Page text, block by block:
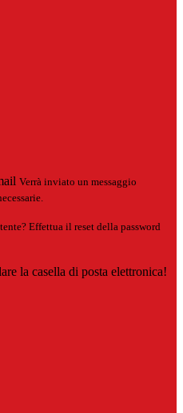
Verrà inviato un messaggio
Effettua il reset della password
la casella di posta elettronica!